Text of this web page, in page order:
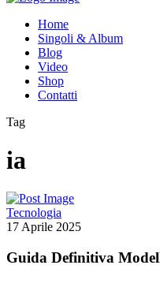
Home
Singoli & Album
Blog
Video
Shop
Contatti
Tag
ia
Tecnologia
17 Aprile 2025
Guida Definitiva